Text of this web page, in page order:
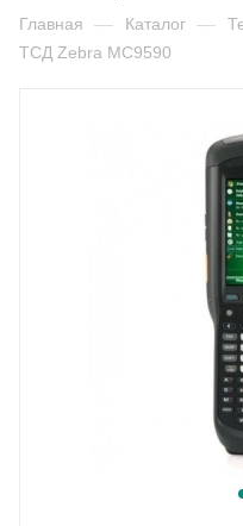
Главная — Каталог —
ТСД Zebra MC9590